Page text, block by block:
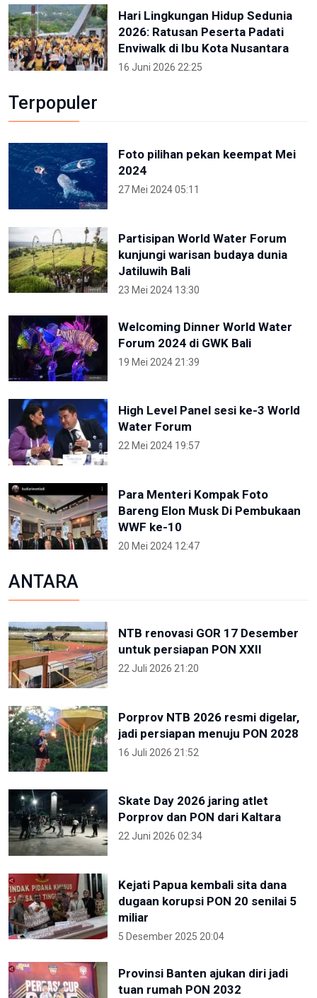
Hari Lingkungan Hidup Sedunia
2026: Ratusan Peserta Padati
Enviwalk di Ibu Kota Nusantara
16 Juni 2026 22:25
Terpopuler
Foto pilihan pekan keempat Mei
2024
27 Mei 2024 05:11
Partisipan World Water Forum
kunjungi warisan budaya dunia
Jatiluwih Bali
23 Mei 2024 13:30
Welcoming Dinner World Water
Forum 2024 di GWK Bali
19 Mei 2024 21:39
High Level Panel sesi ke-3 World
Water Forum
22 Mei 2024 19:57
Para Menteri Kompak Foto
Bareng Elon Musk Di Pembukaan
WWF ke-10
20 Mei 2024 12:47
ANTARA
NTB renovasi GOR 17 Desember
untuk persiapan PON XXII
22 Juli 2026 21:20
Porprov NTB 2026 resmi digelar,
jadi persiapan menuju PON 2028
16 Juli 2026 21:52
Skate Day 2026 jaring atlet
Porprov dan PON dari Kaltara
22 Juni 2026 02:34
Kejati Papua kembali sita dana
dugaan korupsi PON 20 senilai 5
miliar
5 Desember 2025 20:04
Provinsi Banten ajukan diri jadi
tuan rumah PON 2032